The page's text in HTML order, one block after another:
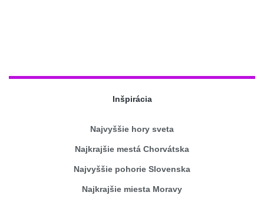
Inšpirácia
Najvyššie hory sveta
Najkrajšie mestá Chorvátska
Najvyššie pohorie Slovenska
Najkrajšie miesta Moravy